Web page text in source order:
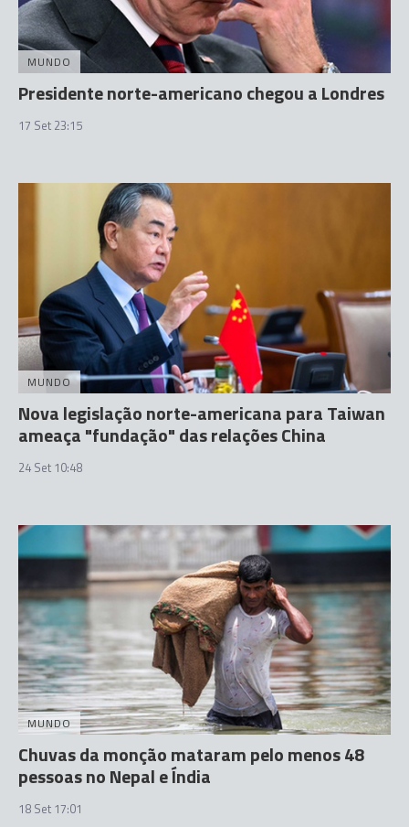
MUNDO
Presidente norte-americano chegou a Londres
17 Set 23:15
MUNDO
Nova legislação norte-americana para Taiwan
ameaça "fundação" das relações China
24 Set 10:48
MUNDO
Chuvas da monção mataram pelo menos 48
pessoas no Nepal e Índia
18 Set 17:01